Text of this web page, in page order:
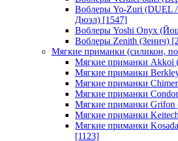
Воблеры Yo-Zuri (DUEL
Дюэл) [1547]
Воблеры Yoshi Onyx
Воблеры Zenith (Зенич)
Мягкие приманки (силикон,
Мягкие приманки Akkoi
Мягкие приманки
Мягкие приманки
Мягкие приманки
Мягкие приманки Grifon
Мягкие приманки
Мягкие приманки
[1123]